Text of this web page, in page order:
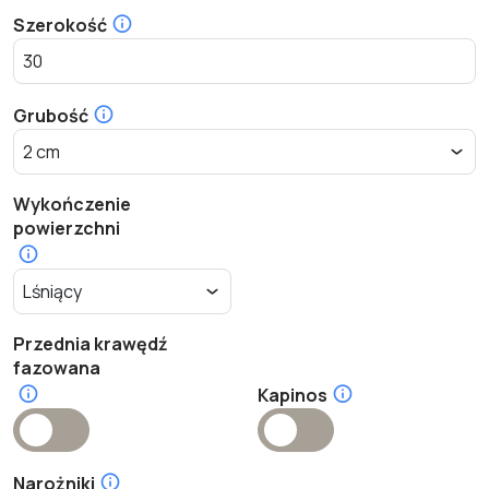
Szerokość
Grubość
Wykończenie
powierzchni
Przednia krawędź
fazowana
Kapinos
Narożniki